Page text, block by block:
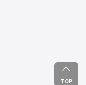
TOP